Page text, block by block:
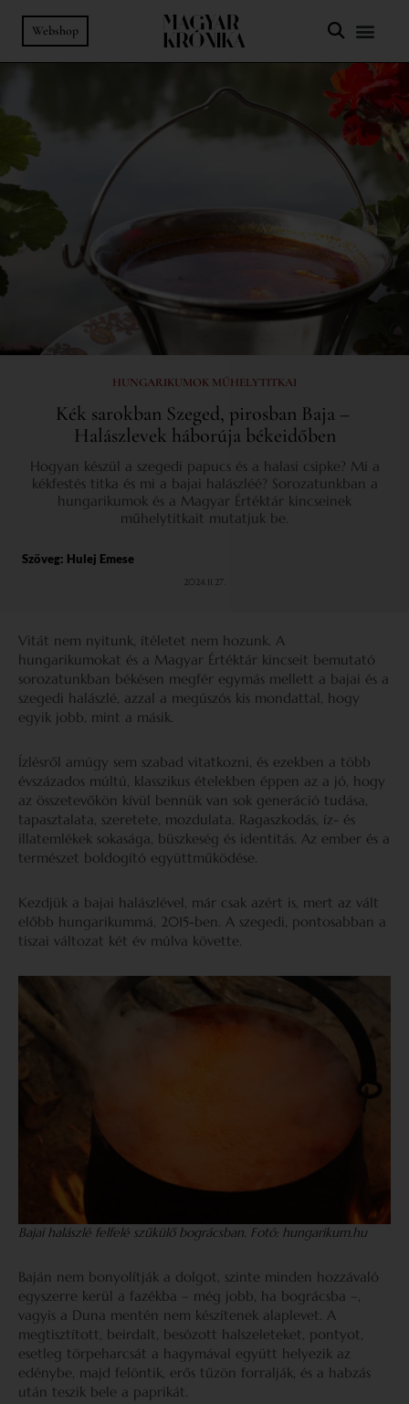
Webshop
HUNGARIKUMOK MŰHELYTITKAI
Kék sarokban Szeged, pirosban Baja –
Halászlevek háborúja békeidőben
Hogyan készül a szegedi papucs és a halasi csipke? Mi a
kékfestés titka és mi a bajai halászléé? Sorozatunkban a
hungarikumok és a Magyar Értéktár kincseinek
műhelytitkait mutatjuk be.
Szöveg: Hulej Emese
2024.11.27.
Vitát nem nyitunk, ítéletet nem hozunk. A
hungarikumokat és a Magyar Értéktár kincseit bemutató
sorozatunkban békésen megfér egymás mellett a bajai és a
szegedi halászlé, azzal a megúszós kis mondattal, hogy
egyik jobb, mint a másik.
Ízlésről amúgy sem szabad vitatkozni, és ezekben a több
évszázados múltú, klasszikus ételekben éppen az a jó, hogy
az összetevőkön kívül bennük van sok generáció tudása,
tapasztalata, szeretete, mozdulata. Ragaszkodás, íz- és
illatemlékek sokasága, büszkeség és identitás. Az ember és a
természet boldogító együttműködése.
Kezdjük a bajai halászlével, már csak azért is, mert az vált
előbb hungarikummá, 2015-ben. A szegedi, pontosabban a
tiszai változat két év múlva követte.
Bajai halászlé felfelé szűkülő bográcsban. Fotó: hungarikum.hu
Baján nem bonyolítják a dolgot, szinte minden hozzávaló
egyszerre kerül a fazékba – még jobb, ha bográcsba –,
vagyis a Duna mentén nem készítenek alaplevet. A
megtisztított, beirdalt, besózott halszeleteket, pontyot,
esetleg törpeharcsát a hagymával együtt helyezik az
edénybe, majd felöntik, erős tűzön forralják, és a habzás
után teszik bele a paprikát.